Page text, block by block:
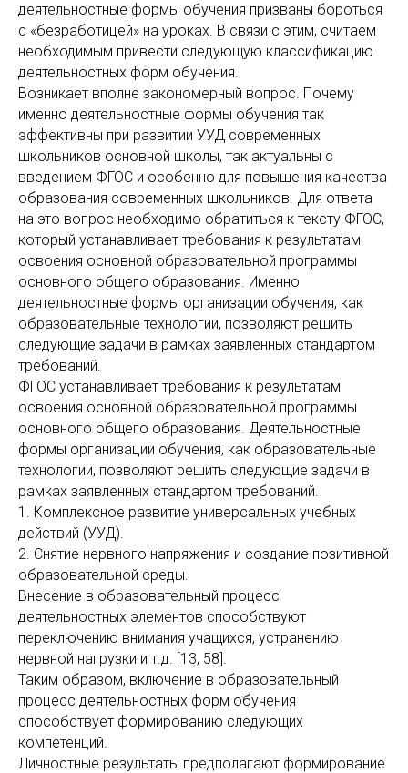
деятельностные формы обучения призваны бороться
с «безработицей» на уроках. В связи с этим, считаем
необходимым привести следующую классификацию
деятельностных форм обучения.
Возникает вполне закономерный вопрос. Почему
именно деятельностные формы обучения так
эффективны при развитии УУД современных
школьников основной школы, так актуальны с
введением ФГОС и особенно для повышения качества
образования современных школьников. Для ответа
на это вопрос необходимо обратиться к тексту ФГОС,
который устанавливает требования к результатам
освоения основной образовательной программы
основного общего образования. Именно
деятельностные формы организации обучения, как
образовательные технологии, позволяют решить
следующие задачи в рамках заявленных стандартом
требований.
ФГОС устанавливает требования к результатам
освоения основной образовательной программы
основного общего образования. Деятельностные
формы организации обучения, как образовательные
технологии, позволяют решить следующие задачи в
рамках заявленных стандартом требований.
1. Комплексное развитие универсальных учебных
действий (УУД).
2. Снятие нервного напряжения и создание позитивной
образовательной среды.
Внесение в образовательный процесс
деятельностных элементов способствуют
переключению внимания учащихся, устранению
нервной нагрузки и т.д. [13, 58].
Таким образом, включение в образовательный
процесс деятельностных форм обучения
способствует формированию следующих
компетенций.
Личностные результаты предполагают формирование